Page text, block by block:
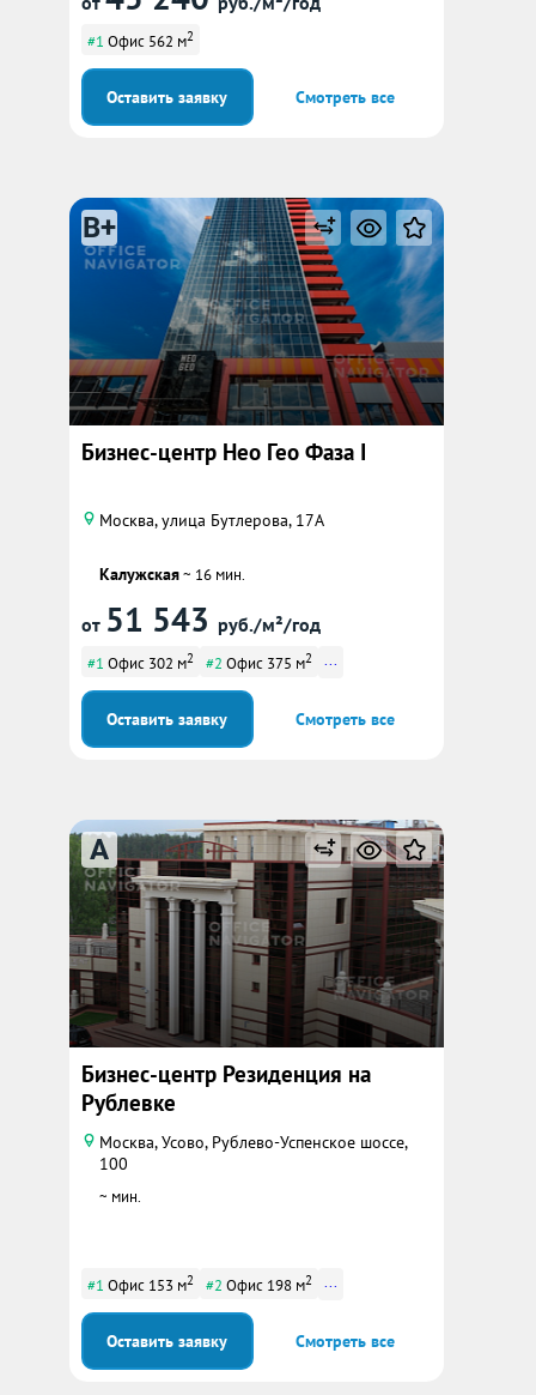
#1 Офис 562 м2
Оставить заявку Смотреть все
B+
Бизнес-центр Нео Гео Фаза I
Москва, улица Бутлерова, 17А
Калужская~ 16 мин.
от 51 543 руб./м²/год
#1 Офис 302 м2 #2 Офис 375 м2 ...
Оставить заявку Смотреть все
A
Бизнес-центр Резиденция на
Рублевке
Москва, Усово, Рублево-Успенское шоссе,
100
~ мин.
#1 Офис 153 м2 #2 Офис 198 м2 ...
Оставить заявку Смотреть все